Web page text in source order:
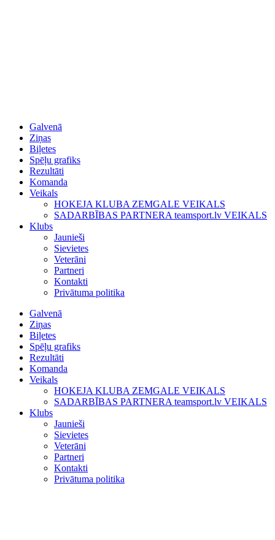
Galvenā
Ziņas
Biļetes
Spēļu grafiks
Rezultāti
Komanda
Veikals
HOKEJA KLUBA ZEMGALE VEIKALS
SADARBĪBAS PARTNERA teamsport.lv VEIKALS
Klubs
Jaunieši
Sievietes
Veterāni
Partneri
Kontakti
Privātuma politika
Galvenā
Ziņas
Biļetes
Spēļu grafiks
Rezultāti
Komanda
Veikals
HOKEJA KLUBA ZEMGALE VEIKALS
SADARBĪBAS PARTNERA teamsport.lv VEIKALS
Klubs
Jaunieši
Sievietes
Veterāni
Partneri
Kontakti
Privātuma politika